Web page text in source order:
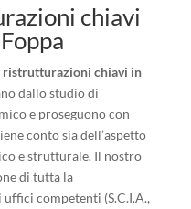
chiavi
ristrutturazioni chiavi in
dallo studio di
e proseguono con
conto sia dell’aspetto
e strutturale. Il nostro
di tutta la
competenti (S.C.I.A.,